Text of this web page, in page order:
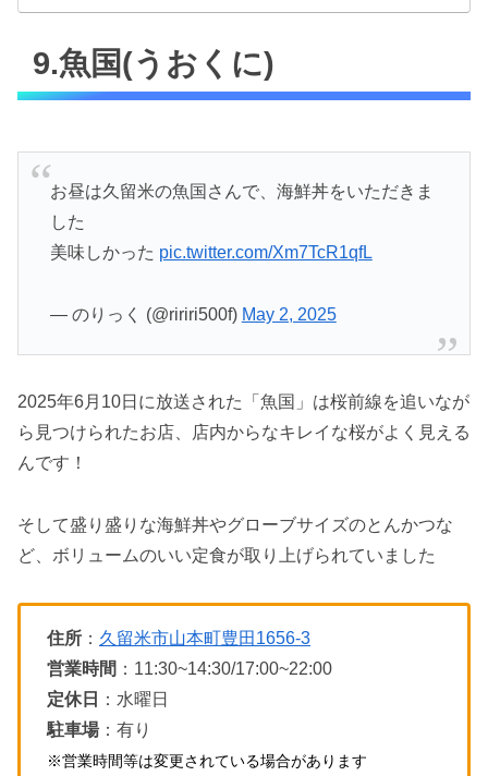
9.魚国(うおくに)
お昼は久留米の魚国さんで、海鮮丼をいただきま
した
美味しかった pic.twitter.com/Xm7TcR1qfL
— のりっく (@ririri500f) May 2, 2025
2025年6月10日に放送された「魚国」は桜前線を追いなが
ら見つけられたお店、店内からなキレイな桜がよく見える
んです！
そして盛り盛りな海鮮丼やグローブサイズのとんかつな
ど、ボリュームのいい定食が取り上げられていました
住所 ： 久留米市山本町豊田1656-3
営業時間 ：11:30~14:30/17:00~22:00
定休日
：水曜日
駐車場：有り
※営業時間等は変更されている場合があります